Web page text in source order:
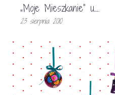
„Moje Mieszkanie” u….
23 sierpnia 2010